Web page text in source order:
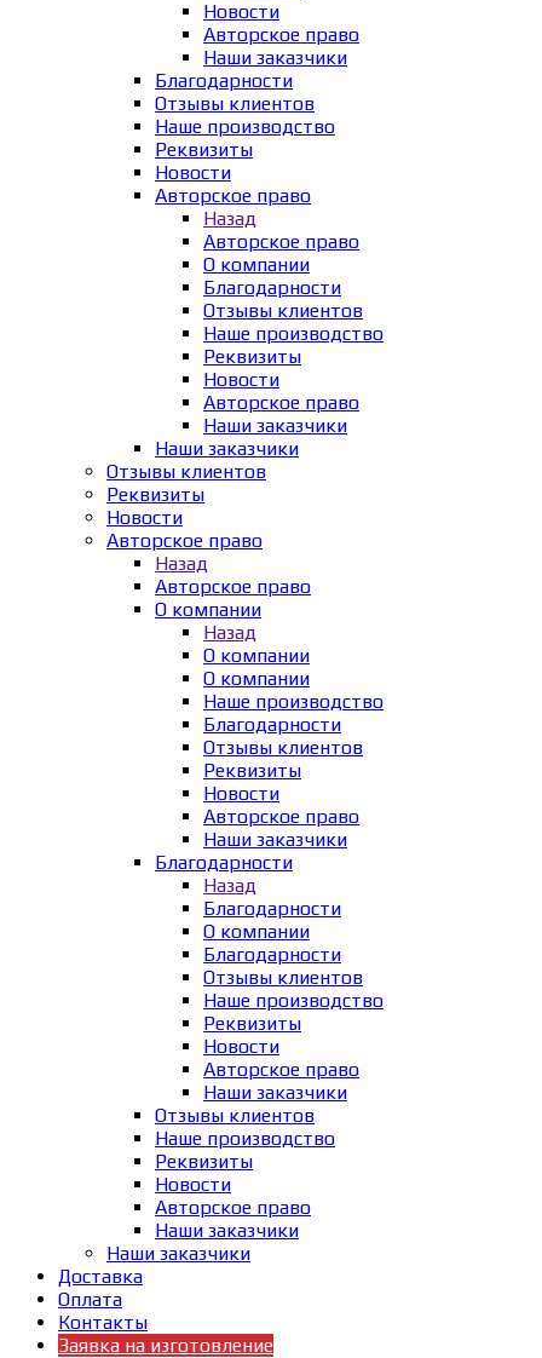
Новости
Авторское право
Наши заказчики
Благодарности
Отзывы клиентов
Наше производство
Реквизиты
Новости
Авторское право
Назад
Авторское право
О компании
Благодарности
Отзывы клиентов
Наше производство
Реквизиты
Новости
Авторское право
Наши заказчики
Наши заказчики
Отзывы клиентов
Реквизиты
Новости
Авторское право
Назад
Авторское право
О компании
Назад
О компании
О компании
Наше производство
Благодарности
Отзывы клиентов
Реквизиты
Новости
Авторское право
Наши заказчики
Благодарности
Назад
Благодарности
О компании
Благодарности
Отзывы клиентов
Наше производство
Реквизиты
Новости
Авторское право
Наши заказчики
Отзывы клиентов
Наше производство
Реквизиты
Новости
Авторское право
Наши заказчики
Наши заказчики
Доставка
Оплата
Контакты
Заявка на изготовление